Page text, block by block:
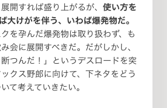
開すれば盛り上がるが、 使い方を
大けがを伴う、いわば爆発物だ。
を孕んだ爆発物は取り扱わず、も
会に展開すべきだ。だがしかし、
断つんだ！」というデスロードを突
クス野郎に向けて、下ネタをどう
て考えていきたい。